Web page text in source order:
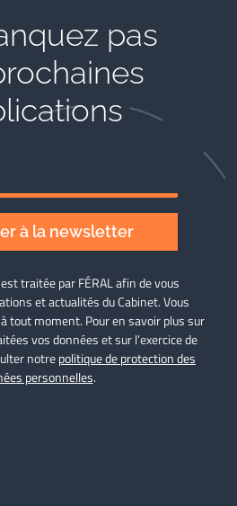
pas
à la newsletter
traitée par FÉRAL afin de vous
et actualités du Cabinet. Vous
tout moment. Pour en savoir plus sur
vos données et sur l’exercice de
notrepolitique de protection des
personnelles.